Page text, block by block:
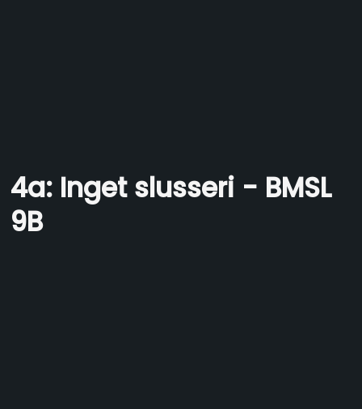
4a: Inget slusseri - BMSL
9B